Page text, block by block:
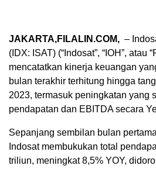
JAKARTA,FILALIN.COM, –
(IDX: ISAT) (“Indosat”, “IOH”, atau
mencatatkan kinerja keuangan
bulan terakhir terhitung hingga
2023, termasuk peningkatan yang
pendapatan dan EBITDA secara
Sepanjang sembilan bulan
Indosat membukukan total
triliun, meningkat 8,5% YOY,